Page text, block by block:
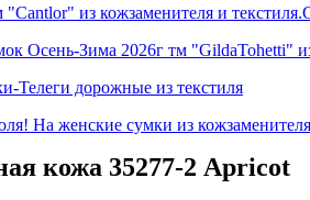
из кожзаменителя и
Осень-Зима 2026г тм "GildaTohetti"
Телеги дорожные из текстиля
На женские сумки из
кожа 35277-2 Apricot